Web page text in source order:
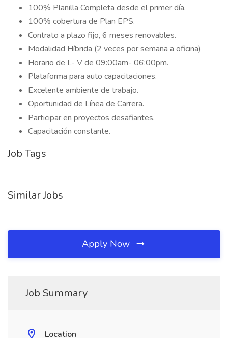
100% Planilla Completa desde el primer día.
100% cobertura de Plan EPS.
Contrato a plazo fijo, 6 meses renovables.
Modalidad Híbrida (2 veces por semana a oficina)
Horario de L- V de 09:00am- 06:00pm.
Plataforma para auto capacitaciones.
Excelente ambiente de trabajo.
Oportunidad de Línea de Carrera.
Participar en proyectos desafiantes.
Capacitación constante.
Job Tags
Similar Jobs
Apply Now
Job Summary
Location